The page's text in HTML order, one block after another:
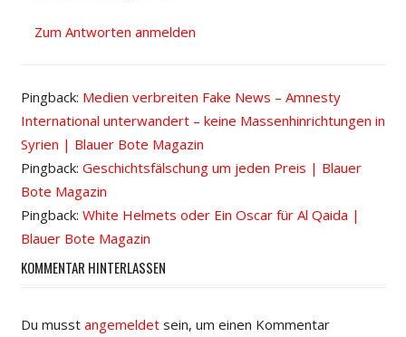
Zum Antworten anmelden
Pingback: Medien verbreiten Fake News – Amnesty
International unterwandert – keine Massenhinrichtungen in
Syrien | Blauer Bote Magazin
Pingback: Geschichtsfälschung um jeden Preis | Blauer
Bote Magazin
Pingback: White Helmets oder Ein Oscar für Al Qaida |
Blauer Bote Magazin
KOMMENTAR HINTERLASSEN
Du musst angemeldetsein, um einen Kommentar